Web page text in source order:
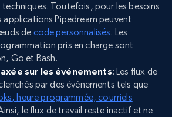
techniques. Toutefois, pour les besoins
applications Pipedream peuvent
de code personnalisés. Les
pris en charge sont
Go et Bash.
sur les événements: Les flux de
par des événements tels que
heure programmée, courriels
le flux de travail reste inactif et ne